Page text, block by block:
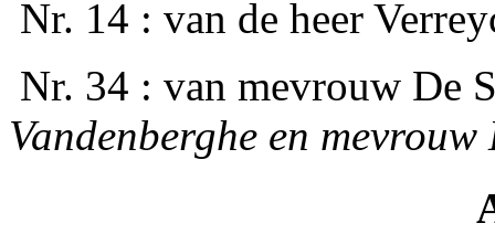
Nr. 14 : van de heer
Nr. 34 : van mevrouw De
Vandenberghe en